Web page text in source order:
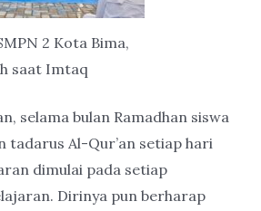
2 Kota Bima,
saat Imtaq
selama bulan Ramadhan siswa
tadarus Al-Qur’an setiap hari
dimulai pada setiap
Dirinya pun berharap